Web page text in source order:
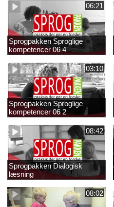
06:21
Sprogpakken Sproglige
kompetencer 06 4
03:10
Sprogpakken Sproglige
kompetencer 06 2
08:42
Sprogpakken Dialogisk
læsning
08:02